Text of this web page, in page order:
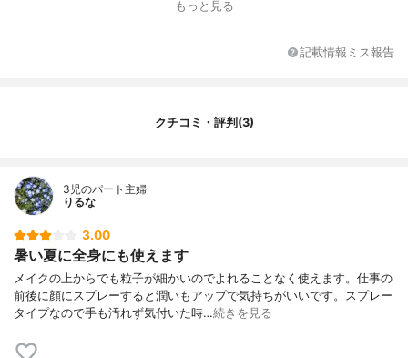
トール、セスキオレイン酸ソルビタン、ク
もっと見る
記載情報ミス報告
クチコミ・評判(3)
3児のパート主婦
りるな
3.00
暑い夏に全身にも使えます
メイクの上からでも粒子が細かいのでよれることなく使えます。仕事の
前後に顔にスプレーすると潤いもアップで気持ちがいいです。スプレー
タイプなので手も汚れず気付いた時…続きを見る